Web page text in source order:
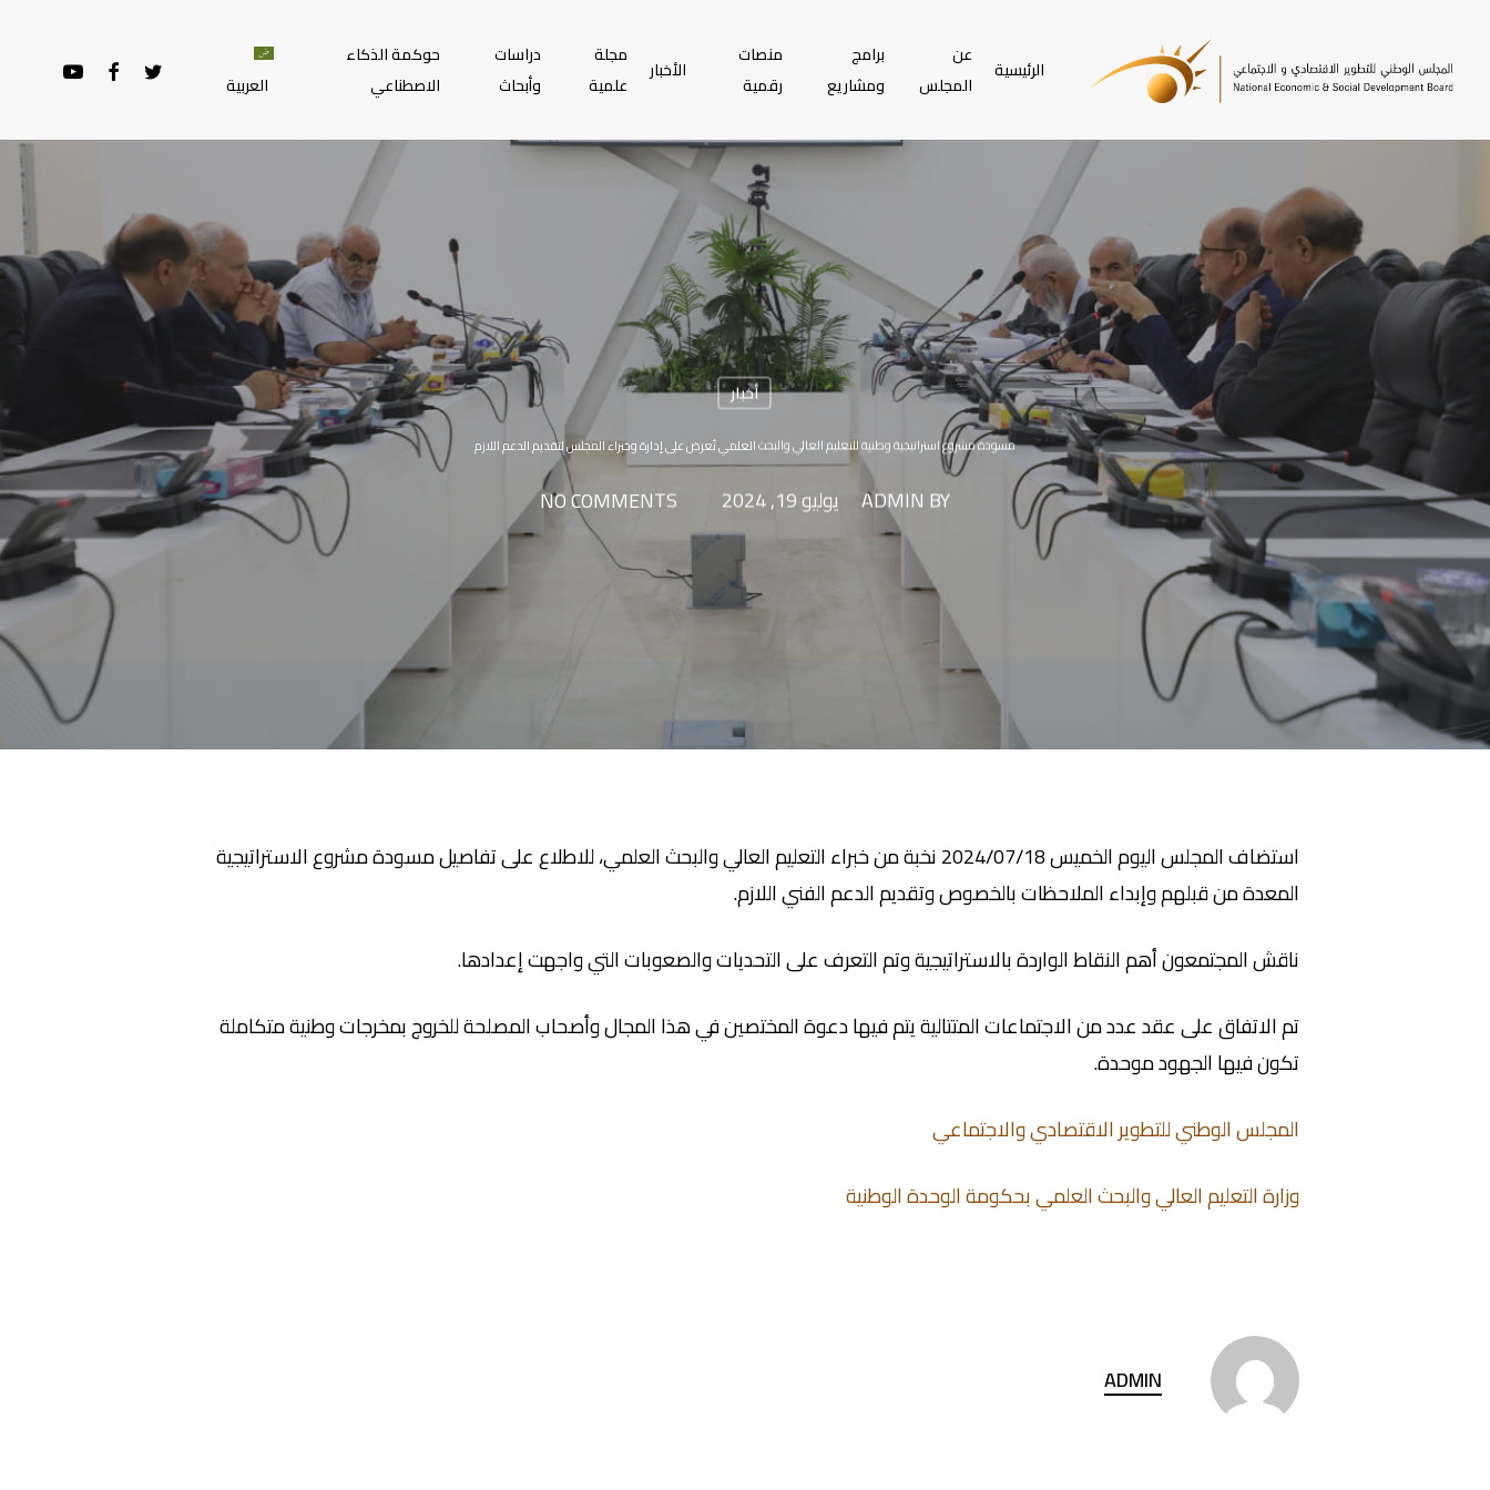
MAIN
الرئيسية
عن
المجلس
برامج
ومشاريع
منصات
رقمية
الأخبار
مجلة
علمية
دراسات
وأبحاث
حوكمة الذكاء
الاصطناعي
العربية
TWITTER
FACEBOOK
YOUTUBE
أخبار
مسودة مشروع استراتيجية وطنية للتعليم العالي والبحث العلمي تُعرض على إدارة وخبراء المجلس لتقديم الدعم اللازم
BY
ADMIN يوليو 19, 2024 NO COMMENTS
استضاف المجلس اليوم الخميس 2024/07/18 نخبة من خبراء التعليم العالي والبحث العلمي، للاطلاع على تفاصيل مسودة مشروع الاستراتيجية
المعدة من قبلهم وإبداء الملاحظات بالخصوص وتقديم الدعم الفني اللازم.
ناقش المجتمعون أهم النقاط الواردة بالاستراتيجية وتم التعرف على التحديات والصعوبات التي واجهت إعدادها.
تمالاتفاق على عقد عدد من الاجتماعات المتتالية يتم فيها دعوة المختصين في هذا المجال وأصحاب المصلحة للخروج بمخرجات وطنية متكاملة
تكون فيها الجهود موحدة.
المجلس الوطني للتطوير الاقتصادي والاجتماعي
وزارة التعليم العالي والبحث العلمي بحكومة الوحدة الوطنية
ADMIN